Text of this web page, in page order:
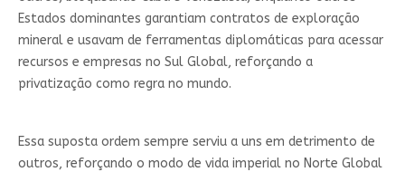
Estados dominantes garantiam contratos de exploração
mineral e usavam de ferramentas diplomáticas para acessar
recursos e empresas no Sul Global, reforçando a
privatização como regra no mundo.
Essa suposta ordem sempre serviu a uns em detrimento de
outros, reforçando o modo de vida imperial no Norte Global